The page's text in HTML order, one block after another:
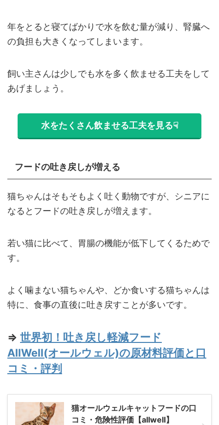
年をとると寝てばかりで水を飲む量が減り、腎臓へ
の負担も大きくなってしまいます。
飼い主さんは少しでも水を多く飲ませる工夫をして
あげましょう。
水をたくさん飲ませる工夫を見る☟
フードの吐き戻しが増える
猫ちゃんはそもそもよく吐く動物ですが、シニアに
なるとフードの吐き戻しが増えます。
若い猫に比べて、胃腸の機能が低下してくるためで
す。
よく噛まない猫ちゃんや、どか食いする猫ちゃんは
特に、食事の直後に吐き戻すことが多いです。
⇒ 世界初！吐き戻し軽減フード
AllWell(オールウェル)の原材料評価と口
コミ・評判
猫オールウェルキャットフードの口
コミ・危険性評価【allwell】